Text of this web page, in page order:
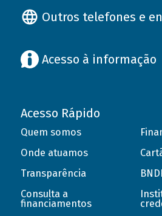
Outros telefones e
Acesso à informação
Acesso Rápido
Quem somos
Onde atuamos
Transparência
Consulta a
financiamentos